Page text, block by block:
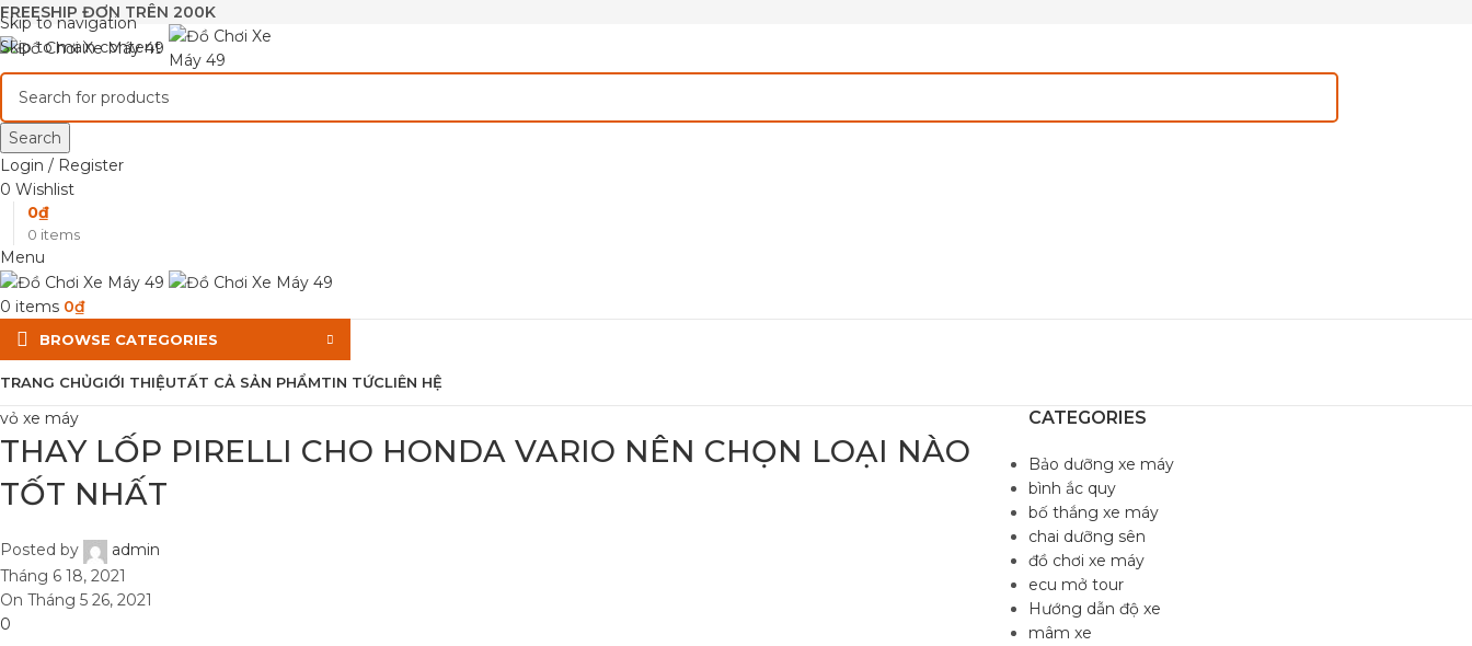
Skip to navigation
Skip to main content
FREESHIP ĐƠN TRÊN 200K
Search
Login / Register
0 Wishlist
0 items
0₫
Menu
0 items 0₫
BROWSE CATEGORIES
TRANG CHỦGIỚI THIỆUTẤT CẢ SẢN PHẨMTIN TỨCLIÊN HỆ
vỏ xe máy
THAY LỐP PIRELLI CHO HONDA VARIO NÊN CHỌN LOẠI NÀO
TỐT NHẤT
Posted by
admin
Tháng 6 18, 2021
On Tháng 5 26, 2021
0
CATEGORIES
Bảo dưỡng xe máy
bình ắc quy
bố thắng xe máy
chai dưỡng sên
đồ chơi xe máy
ecu mở tour
Hướng dẫn độ xe
mâm xe